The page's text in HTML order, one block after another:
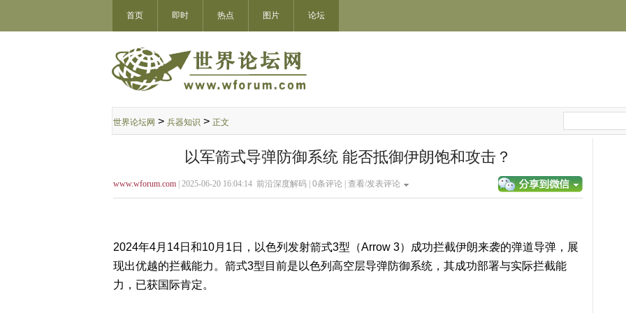
首页 即时 热点 图片 论坛
世界论坛网 > 兵器知识 > 正文
以军箭式导弹防御系统 能否抵御伊朗饱和攻击？
www.wforum.com | 2025-06-20 16:04:14 前沿深度解码 | 0条评论 | 查看/发表评论
2024年4月14日和10月1日，以色列发射箭式3型（Arrow 3）成功拦截伊朗来袭的弹道导弹，展
现出优越的拦截能力。箭式3型目前是以色列高空层导弹防御系统，其成功部署与实际拦截能
力，已获国际肯定。